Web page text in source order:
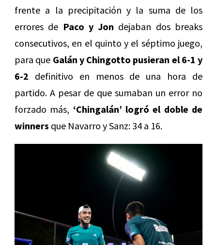
frente a la precipitación y la suma de los
errores de Paco y Jon dejaban dos breaks
consecutivos, en el quinto y el séptimo juego,
para que Galán y Chingotto pusieran el 6-1 y
6-2 definitivo en menos de una hora de
partido. A pesar de que sumaban un error no
forzado más, ‘Chingalán’ logró el doble de
winners que Navarro y Sanz: 34 a 16.